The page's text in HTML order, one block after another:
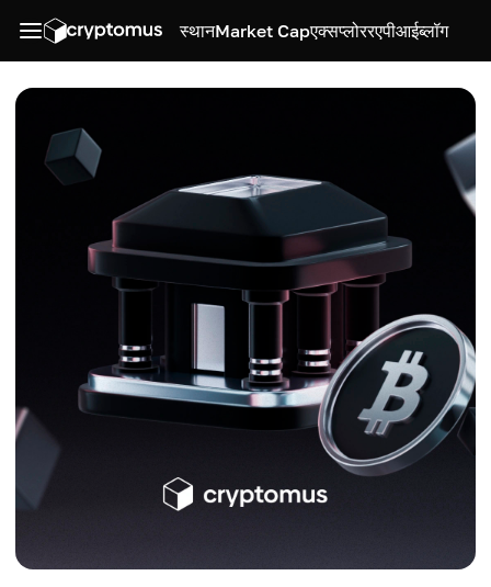
स्थानMarket Capएक्सप्लोररएपीआईब्लॉग